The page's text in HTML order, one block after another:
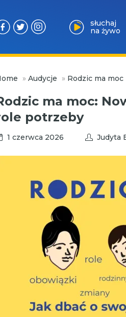
słuchaj
na żywo
» Audycje » Rodzic ma moc
ma moc:
potrzeby
1 czerwca 2026 Judyta